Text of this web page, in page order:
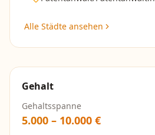
Alle Städte ansehen
Gehalt
Gehaltsspanne
5.000 – 10.000 €